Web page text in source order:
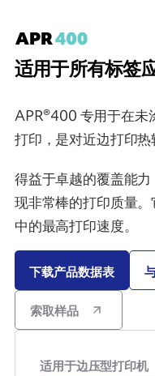
适用于所有标签
APR®400 专用于在未
打印，是对近边打印热
得益于卓越的覆盖能
现非常棒的打印质量
中的最高打印速度。
下载产品数据表
索取样品
适用于边压型打印机